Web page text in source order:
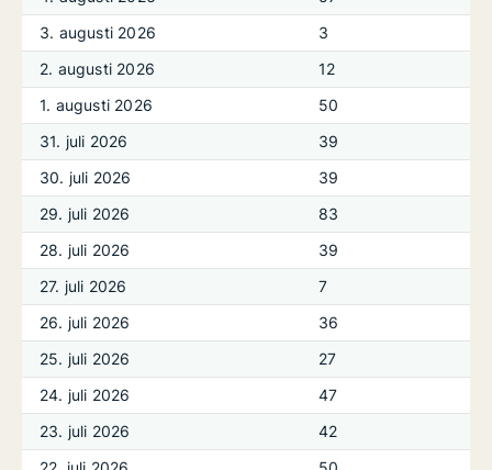
3. augusti 2026
3
2. augusti 2026
12
1. augusti 2026
50
31. juli 2026
39
30. juli 2026
39
29. juli 2026
83
28. juli 2026
39
27. juli 2026
7
26. juli 2026
36
25. juli 2026
27
24. juli 2026
47
23. juli 2026
42